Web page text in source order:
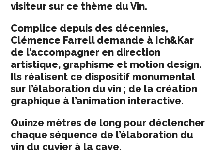
visiteur sur ce thème du Vin.
Complice depuis des décennies,
Clémence Farrell demande à Ich&Kar
de l’accompagner en direction
artistique, graphisme et motion design.
Ils réalisent ce dispositif monumental
sur l’élaboration du vin ; de la création
graphique à l’animation interactive.
Quinze mètres de long pour déclencher
chaque séquence de l’élaboration du
vin du cuvier à la cave.